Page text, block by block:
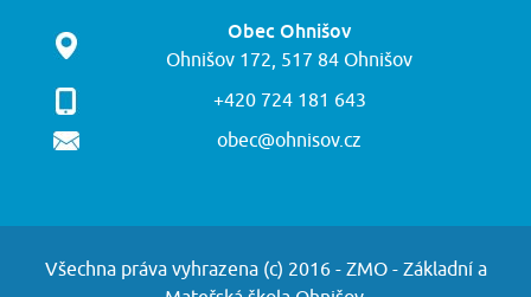
Obec Ohnišov
Ohnišov 172, 517 84 Ohnišov
+420 724 181 643
obec@ohnisov.cz
Všechna práva vyhrazena (c) 2016 - ZMO - Základní a